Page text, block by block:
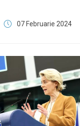
07 Februarie 2024